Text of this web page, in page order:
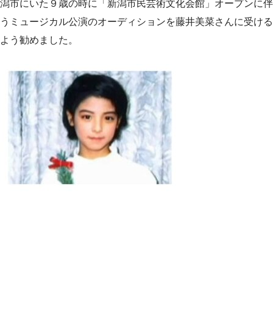
潟市にいた９歳の時に「新潟市民芸術文化会館」オープンに伴
うミュージカル公演のオーディションを藤井美菜さんに受ける
よう勧めました。